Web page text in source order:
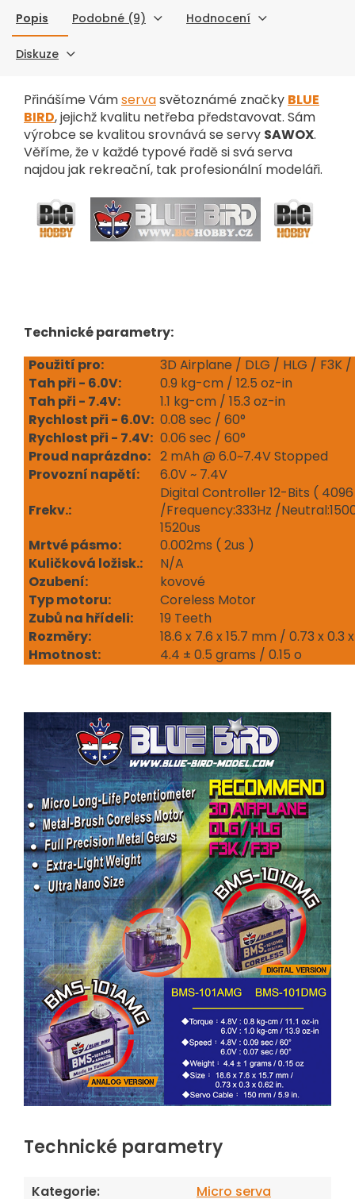
Popis Podobné (9) Hodnocení
Diskuze
Přinášíme Vámservasvětoznámé značky BLUE
BIRD, jejichž kvalitu netřeba představovat. Sám
výrobce se kvalitou srovnává se servy SAWOX.
Věříme, že v každé typové řadě si svá serva
najdou jak rekreační, tak profesionální modeláři.
Technické parametry:
Použití pro:
3D Airplane / DLG / HLG / F3K /
Tah při - 6.0V:
0.9 kg-cm / 12.5 oz-in
Tah při - 7.4V:
1.1 kg-cm / 15.3 oz-in
Rychlost při - 6.0V: 0.08 sec / 60°
Rychlost při - 7.4V: 0.06 sec / 60°
Proud naprázdno: 2 mAh @ 6.0~7.4V Stopped
Provozní napětí:
6.0V ~ 7.4V
Frekv.:
Digital Controller 12-Bits (
/Frequency:333Hz /
1520us
Mrtvé pásmo:
0.002ms ( 2us )
Kuličková ložisk.:
N/A
Ozubení:
kovové
Typ motoru:
Coreless Motor
Zubů na hřídeli:
19 Teeth
Rozměry:
18.6 x 7.6 x 15.7 mm / 0.73 x 0.3
Hmotnost:
4.4 ± 0.5 grams / 0.15 o
Technické parametry
Kategorie: Micro serva